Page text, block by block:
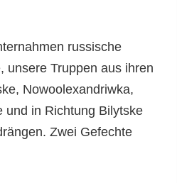
russische
unsere Truppen aus ihren
Nowoolexandriwka,
und in Richtung Bilytske
Zwei Gefechte